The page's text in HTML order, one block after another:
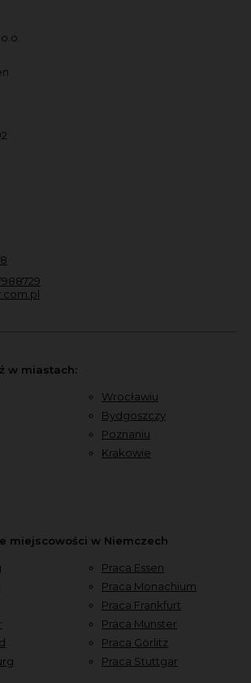
w miastach:
Wrocławiu
Bydgoszczy
Poznaniu
Krakowie
miejscowości w Niemczech
Praca Essen
Praca Monachium
Praca Frankfurt
Praca Munster
Praca Görlitz
Praca Stuttgar